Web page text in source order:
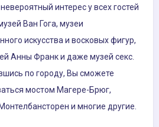
интерес у всех гостей
Ван Гога, музеи
искусства и восковых фигур,
Анны Франк и даже музей секс.
по городу, Вы сможете
мостом Магере-Брюг,
и многие другие.